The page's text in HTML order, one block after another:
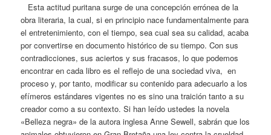
Esta actitud puritana surge de una concepción errónea de la
obra literaria, la cual, si en principio nace fundamentalmente para
el entretenimiento, con el tiempo, sea cual sea su calidad, acaba
por convertirse en documento histórico de su tiempo. Con sus
contradicciones, sus aciertos y sus fracasos, lo que podemos
encontrar en cada libro es el reflejo de una sociedad viva, en
proceso y, por tanto, modificar su contenido para adecuarlo a los
efímeros estándares vigentes no es sino una traición tanto a su
creador como a su contexto. Si han leído ustedes la novela
«Belleza negra» de la autora inglesa Anne Sewell, sabrán que los